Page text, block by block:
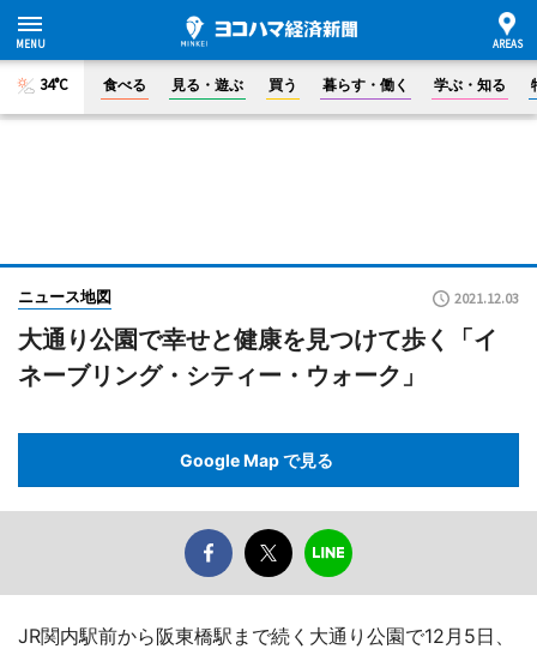
34°C 食べる 見る・遊ぶ 買う 暮らす・働く 学ぶ・知る
ニュース地図 2021.12.03
大通り公園で幸せと健康を見つけて歩く「イ
ネーブリング・シティー・ウォーク」
Google Map で見る
JR関内駅前から阪東橋駅まで続く大通り公園で12月5日、